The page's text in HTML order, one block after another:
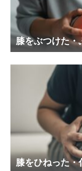
膝をぶつけた・
膝をひねった・